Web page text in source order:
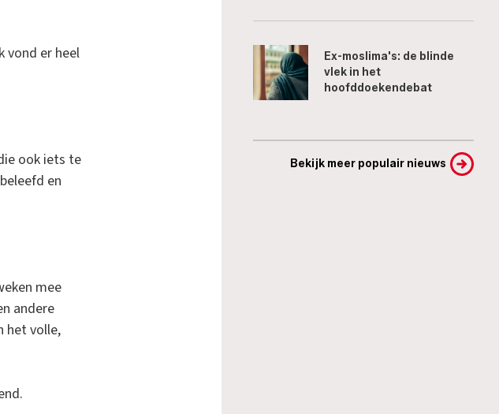
vond er heel
ook iets te
en
mee
andere
het volle,
Ex-moslima's: de blinde
vlek in het
hoofddoekendebat
Bekijk meer populair nieuws